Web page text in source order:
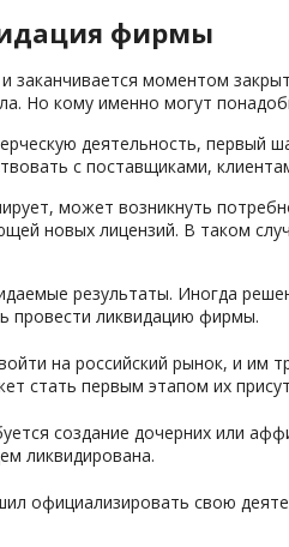
фирмы
моментом
Но кому именно могут
деятельность, первый
с поставщиками,
может возникнуть
новых лицензий. В таком
результаты. Иногда
провести ликвидацию фирмы.
на российский рынок, и им
стать первым этапом их
создание дочерних или
ликвидирована.
официализировать свою